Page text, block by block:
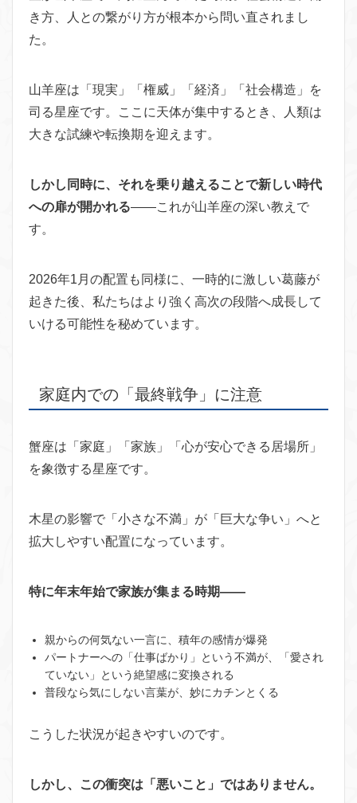
き方、人との繋がり方が根本から問い直されまし
た。
山羊座は「現実」「権威」「経済」「社会構造」を
司る星座です。ここに天体が集中するとき、人類は
大きな試練や転換期を迎えます。
しかし同時に、それを乗り越えることで新しい時代
への扉が開かれる——これが山羊座の深い教えで
す。
2026年1月の配置も同様に、一時的に激しい葛藤が
起きた後、私たちはより強く高次の段階へ成長して
いける可能性を秘めています。
家庭内での「最終戦争」に注意
蟹座は「家庭」「家族」「心が安心できる居場所」
を象徴する星座です。
木星の影響で「小さな不満」が「巨大な争い」へと
拡大しやすい配置になっています。
特に年末年始で家族が集まる時期——
親からの何気ない一言に、積年の感情が爆発
パートナーへの「仕事ばかり」という不満が、「愛され
ていない」という絶望感に変換される
普段なら気にしない言葉が、妙にカチンとくる
こうした状況が起きやすいのです。
しかし、この衝突は「悪いこと」ではありません。